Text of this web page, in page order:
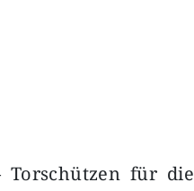
Torschützen für die